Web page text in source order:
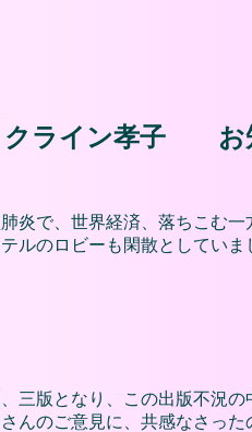
クライン孝子 お
炎で、世界経済、落ちこむ
ルのロビーも閑散としてい
三版となり、この出版不況
のご意見に、共感なさった